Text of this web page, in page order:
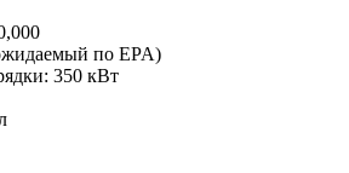
по EPA)
350 кВт